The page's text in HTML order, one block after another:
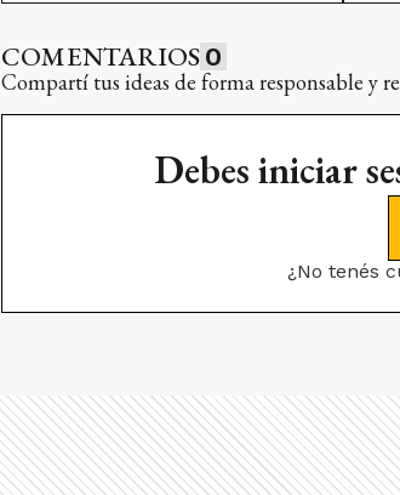
COMENTARIOS 0
Compartí tus ideas de forma responsable y
Debes iniciar
¿No tenés